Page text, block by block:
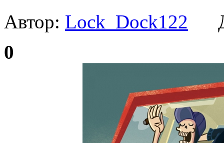
Автор: Lock_Dock122
0